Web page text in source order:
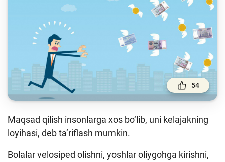
Moliya bozori
Pul-kredit siyosati va uning elementlari
Moliyaviy xavfsizlik
Bank xizmatlari iste'molchilari huquqlari
Kichik va oʻrta biznes vakillari uchun onlayn
oʻquv dastur
54
Maqsad qilish insonlarga xos bo‘lib, uni kelajakning
loyihasi, deb ta’riflash mumkin.
Bolalar velosiped olishni, yoshlar oliygohga kirishni,